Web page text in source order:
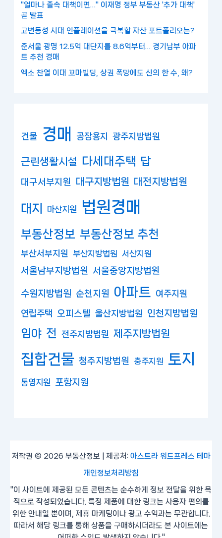
"얼마나 졸속 대책이면…" 이재명 정부 부동산 '추가 대책'
곧 발표
고변동성 시대 인플레이션을 극복할 자산 포트폴리오는?
준서울 광명 12.5억 대단지를 8.6억부터… 경기남부 아파
트 추천 경매
엑소 찬열 이대 꼬마빌딩, 상권 폭망에도 신의 한 수, 왜?
건물 경매 공장용지 광주지방법원
근린생활시설 다세대주택 답
대구서부지원 대구지방법원 대전지방법원
대지 마산지원 법원경매
부동산정보 부동산정보 추천
부산서부지원 부산지방법원 서산지원
서울남부지방법원 서울중앙지방법원
수원지방법원 순천지원 아파트 여주지원
연립주택 오피스텔 울산지방법원 인천지방법원
임야 전 전주지방법원 제주지방법원
집합건물 청주지방법원 충주지원 토지
통영지원 포항지원
저작권 © 2026 부동산정보 | 제공처: 아스트라 워드프레스 테마
개인정보처리방침
"이 사이트에 제공된 모든 콘텐츠는 순수하게 정보 전달을 위한 목
적으로 작성되었습니다. 특정 제품에 대한 링크는 사용자 편의를
위한 안내일 뿐이며, 제휴 마케팅이나 광고 수익과는 무관합니다.
따라서 해당 링크를 통해 상품을 구매하시더라도 본 사이트에는